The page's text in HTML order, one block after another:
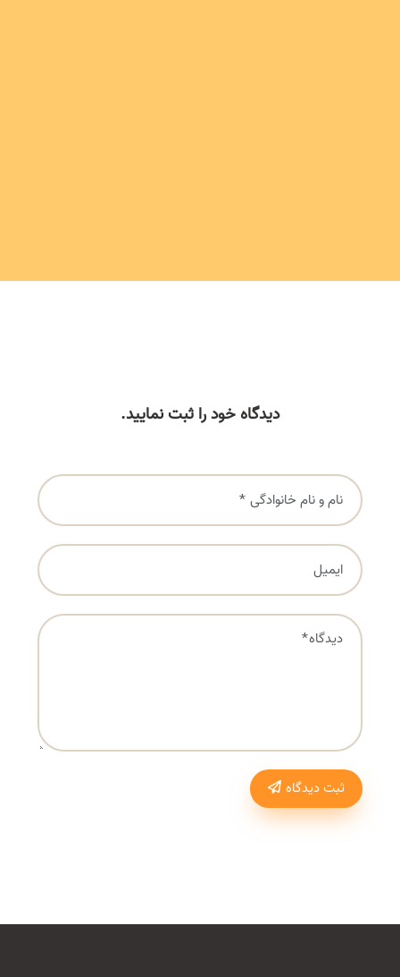
دیدگاه خود را ثبت نمایید.
ثبت دیدگاه